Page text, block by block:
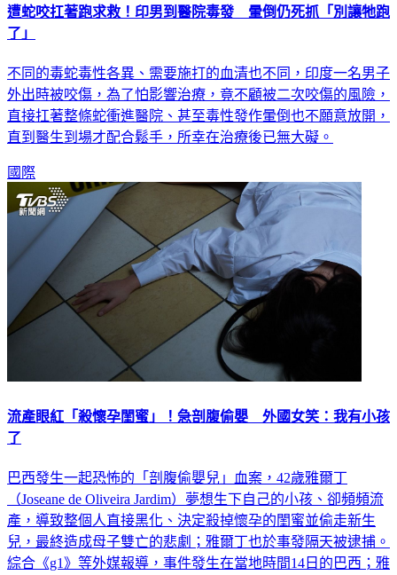
遭蛇咬扛著跑求救！印男到醫院毒發 暈倒仍死抓「別讓牠跑
了」
不同的毒蛇毒性各異、需要施打的血清也不同，印度一名男子
外出時被咬傷，為了怕影響治療，竟不顧被二次咬傷的風險，
直接扛著整條蛇衝進醫院、甚至毒性發作暈倒也不願意放開，
直到醫生到場才配合鬆手，所幸在治療後已無大礙。
國際
流產眼紅「殺懷孕閨蜜」！急剖腹偷嬰 外國女笑：我有小孩
了
巴西發生一起恐怖的「剖腹偷嬰兒」血案，42歲雅爾丁
（Joseane de Oliveira Jardim）夢想生下自己的小孩、卻頻頻流
產，導致整個人直接黑化、決定殺掉懷孕的閨蜜並偷走新生
兒，最終造成母子雙亡的悲劇；雅爾丁也於事發隔天被逮捕。
綜合《g1》等外媒報導，事件發生在當地時間14日的巴西；雅